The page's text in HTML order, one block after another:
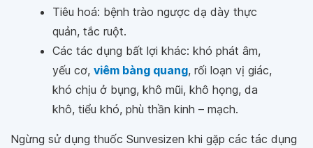
Tiêu hoá: bệnh trào ngược dạ dày thực
quản, tắc ruột.
Các tác dụng bất lợi khác: khó phát âm,
yếu cơ, viêm bàng quang, rối loạn vị giác,
khó chịu ở bụng, khô mũi, khô họng, da
khô, tiểu khó, phù thần kinh – mạch.
Ngừng sử dụng thuốc Sunvesizen khi gặp các tác dụng